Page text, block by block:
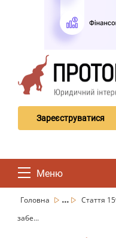
Зареєструватися
Меню
Головна ...
Стаття
забе...